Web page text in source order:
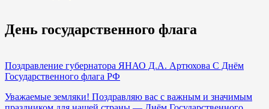
День государственного флага
Поздравление губернатора ЯНАО Д.А. Артюхова С Днём
Государственного флага РФ
Уважаемые земляки! Поздравляю вас с важным и значимым